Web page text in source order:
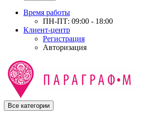
Время работы
ПН-ПТ: 09:00 - 18:00
Клиент-центр
Регистрация
Авторизация
Все категории